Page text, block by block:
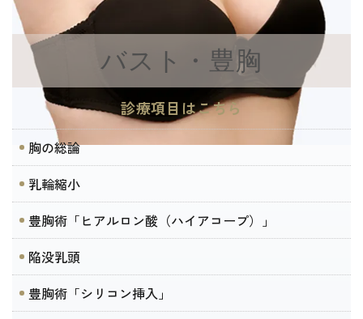
バスト・豊胸
診療項目はこちら
胸の総論
乳輪縮小
豊胸術「ヒアルロン酸（ハイアコープ）」
陥没乳頭
豊胸術「シリコン挿入」